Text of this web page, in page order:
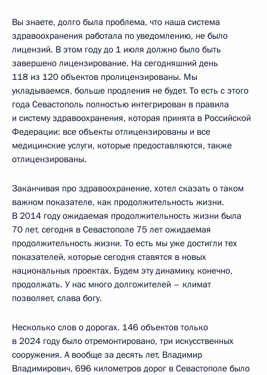
Вы знаете, долго была проблема, что наша система
здравоохранения работала по уведомлению, не было
лицензий. В этом году до 1 июля должно было быть
завершено лицензирование. На сегодняшний день
118 из 120 объектов пролицензированы. Мы
укладываемся, больше продления не будет. То есть с этого
года Севастополь полностью интегрирован в правила
и систему здравоохранения, которая принята в Российской
Федерации: все объекты отлицензированы и все
медицинские услуги, которые предоставляются, также
отлицензированы.
Заканчивая про здравоохранение, хотел сказать о таком
важном показателе, как продолжительность жизни.
В 2014 году ожидаемая продолжительность жизни была
70 лет, сегодня в Севастополе 75 лет ожидаемая
продолжительность жизни. То есть мы уже достигли тех
показателей, которые сегодня ставятся в новых
национальных проектах. Будем эту динамику, конечно,
продолжать. У нас много долгожителей – климат
позволяет, слава богу.
Несколько слов о дорогах. 146 объектов только
в 2024 году было отремонтировано, три искусственных
сооружения. А вообще за десять лет, Владимир
Владимирович, 696 километров дорог в Севастополе было